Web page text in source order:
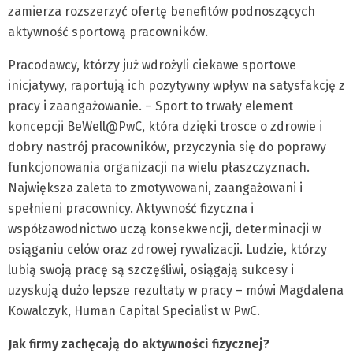
zamierza rozszerzyć ofertę benefitów podnoszących
aktywność sportową pracowników.
Pracodawcy, którzy już wdrożyli ciekawe sportowe
inicjatywy, raportują ich pozytywny wpływ na satysfakcję z
pracy i zaangażowanie. – Sport to trwały element
koncepcji BeWell@PwC, która dzięki trosce o zdrowie i
dobry nastrój pracowników, przyczynia się do poprawy
funkcjonowania organizacji na wielu płaszczyznach.
Największa zaleta to zmotywowani, zaangażowani i
spełnieni pracownicy. Aktywność fizyczna i
współzawodnictwo uczą konsekwencji, determinacji w
osiąganiu celów oraz zdrowej rywalizacji. Ludzie, którzy
lubią swoją pracę są szczęśliwi, osiągają sukcesy i
uzyskują dużo lepsze rezultaty w pracy – mówi Magdalena
Kowalczyk, Human Capital Specialist w PwC.
Jak firmy zachęcają do aktywności fizycznej?